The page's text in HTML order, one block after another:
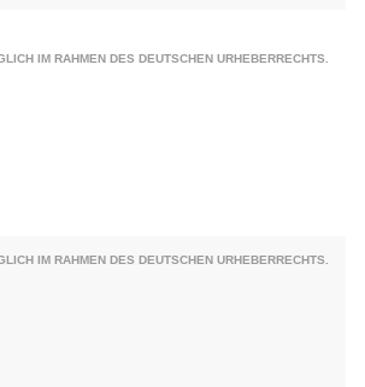
IM RAHMEN DES DEUTSCHEN URHEBERRECHTS.
IM RAHMEN DES DEUTSCHEN URHEBERRECHTS.